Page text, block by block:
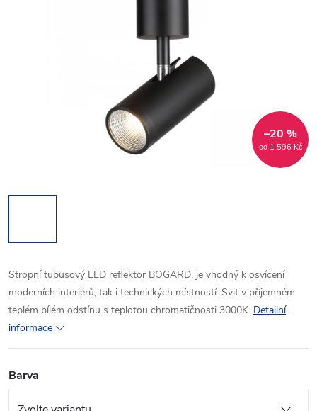
od 1 596 Kč
–20 %
Stropní tubusový LED reflektor BOGARD, je vhodný k osvícení
moderních interiérů, tak i technických místností. Svit v příjemném
teplém bílém odstínu s teplotou chromatičnosti 3000K. Detailní
informace
Barva